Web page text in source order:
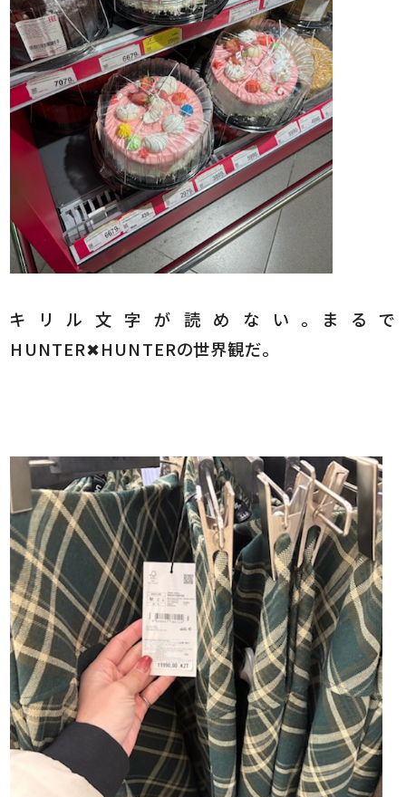
キリル文字が読めない。まるで
HUNTER✖HUNTERの世界観だ。